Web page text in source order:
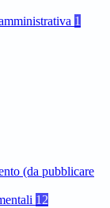
1
(da pubblicare
12